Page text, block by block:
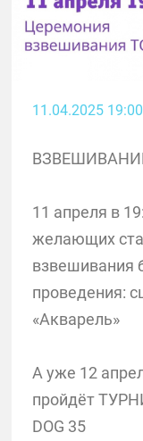
11.04.2025 19:00
11 апреля в
желающих
взвешивания
проведения:
«Акварель»
А уже 12
пройдёт
DOG 35